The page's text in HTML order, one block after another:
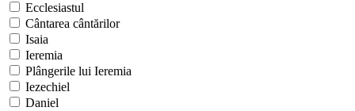
Ecclesiastul
Cântarea cântărilor
Isaia
Ieremia
Plângerile lui Ieremia
Iezechiel
Daniel